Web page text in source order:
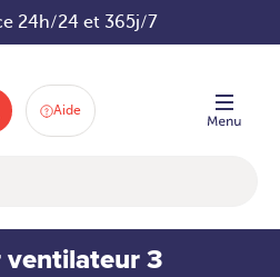
24h/24 et 365j/7
160 66 80 83
Aide
ventilateur 3